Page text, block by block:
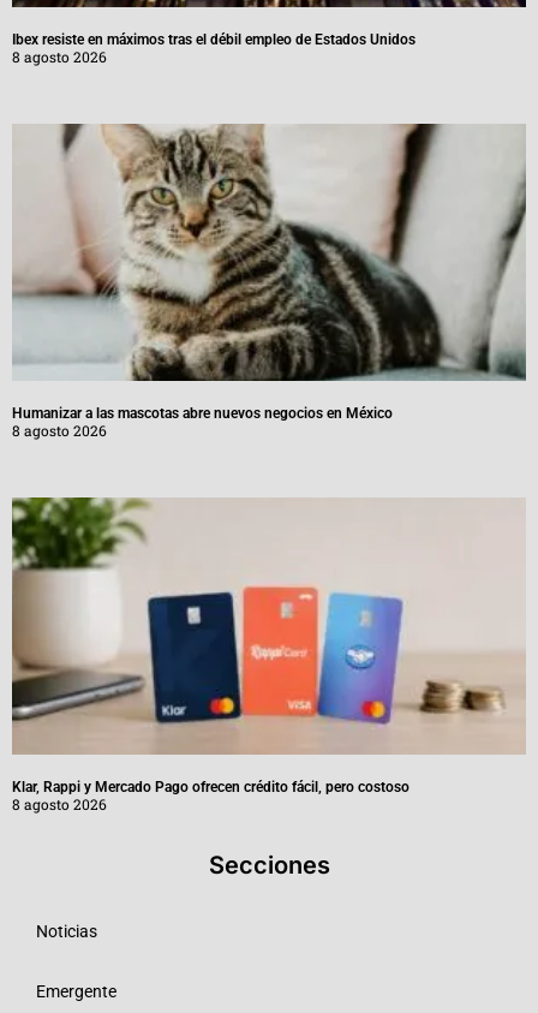
Ibex resiste en máximos tras el débil empleo de Estados Unidos
8 agosto 2026
Humanizar a las mascotas abre nuevos negocios en México
8 agosto 2026
Klar, Rappi y Mercado Pago ofrecen crédito fácil, pero costoso
8 agosto 2026
Secciones
Noticias
Emergente